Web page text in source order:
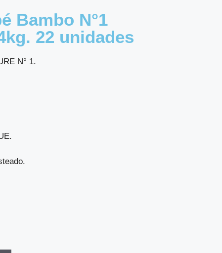
Bambo N°1
22 unidades
N° 1.